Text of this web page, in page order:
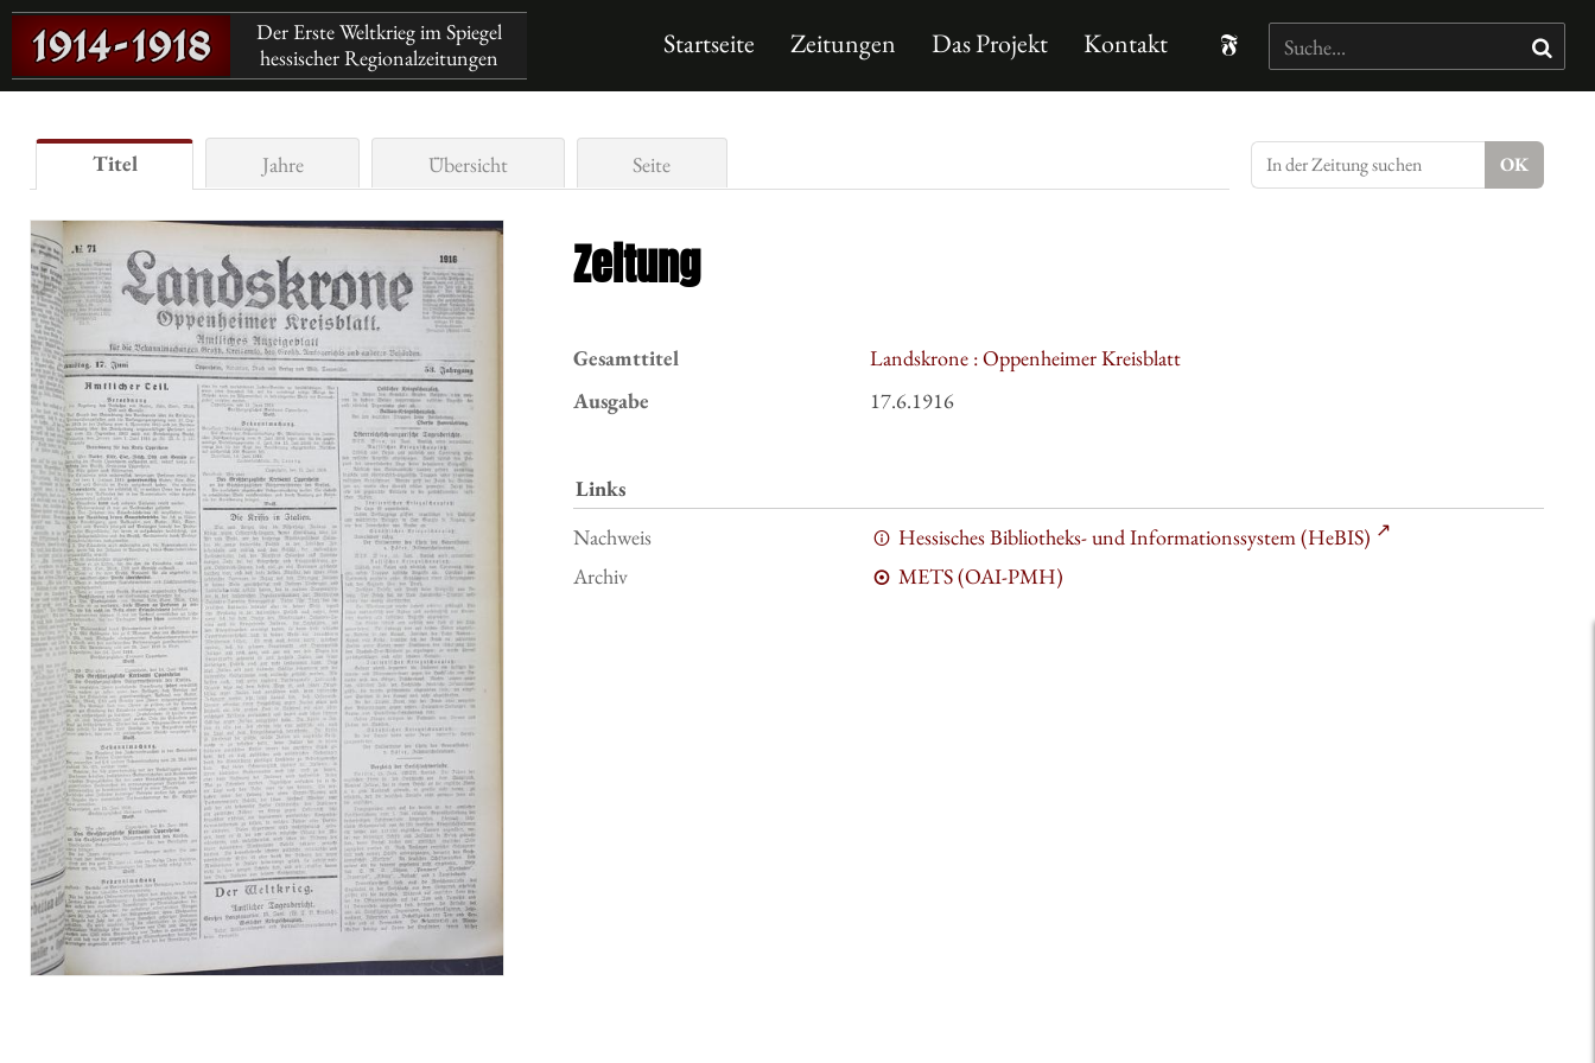
Der Erste Weltkrieg im Spiegel
hessischer Regionalzeitungen
Startseite Zeitungen Das Projekt Kontakt
Titel Jahre Übersicht Seite
Zeitung
Gesamttitel
Landskrone : Oppenheimer Kreisblatt
Ausgabe
17.6.1916
Links
Nachweis
Hessisches Bibliotheks- und Informationssystem (HeBIS)
Archiv
METS (OAI-PMH)